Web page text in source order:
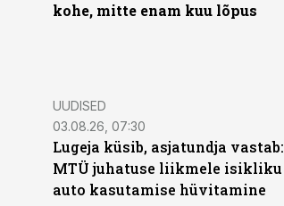
kohe, mitte enam kuu lõpus
UUDISED
03.08.26, 07:30
Lugeja küsib, asjatundja vastab:
MTÜ juhatuse liikmele isikliku
auto kasutamise hüvitamine